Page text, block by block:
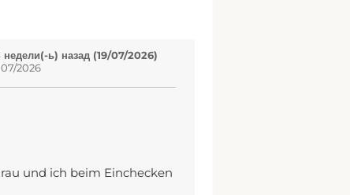
ь) назад (19/07/2026)
2026
und ich beim Einchecken